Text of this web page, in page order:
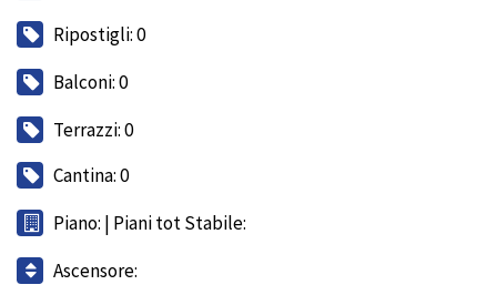
Ripostigli: 0
Balconi: 0
Terrazzi: 0
Cantina: 0
Piano: | Piani tot Stabile:
Ascensore: